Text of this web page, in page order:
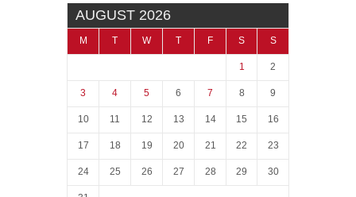
AUGUST 2026
M T W T F S S
1 2
3 4 5 6 7 8 9
10 11 12 13 14 15 16
17 18 19 20 21 22 23
24 25 26 27 28 29 30